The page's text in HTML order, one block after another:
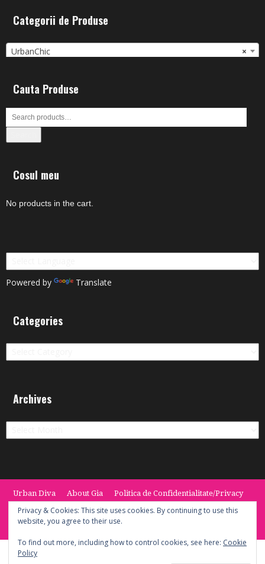
Categorii de Produse
×
UrbanChic
Cauta Produse
Cosul meu
No products in the cart.
Powered by Translate
Categories
Categories
Archives
Archives
Urban Diva About Gia
Politica de Confidentialitate/Privacy
Termeni si Conditii / Terms
CONTACT Cookie Policy
© 2014 -2020 the Urban Diva. Provided by Keypoint Solutions.
Privacy & Cookies: This site uses cookies. By continuing to use this
website, you agree to their use.
To find out more, including how to control cookies, see here: Cookie
Policy